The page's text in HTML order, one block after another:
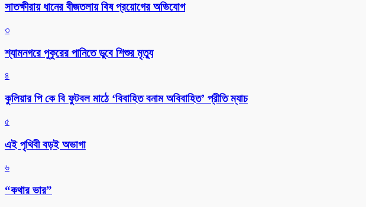
সাতক্ষীরায় ধানের বীজতলায় বিষ প্রয়োগের অভিযোগ
৩
শ্যামনগরে পুকুরের পানিতে ডুবে শিশুর মৃত্যু
৪
কুলিয়ার পি কে বি ফুটবল মাঠে ‘বিবাহিত বনাম অবিবাহিত’ প্রীতি ম্যাচ
৫
এই পৃথিবী বড়ই অভাগা
৬
“কথার ভার”